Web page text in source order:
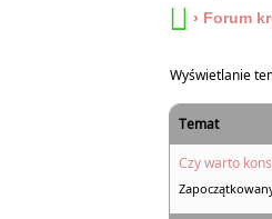
› Forum
Wyświetlanie
Temat
Czy warto